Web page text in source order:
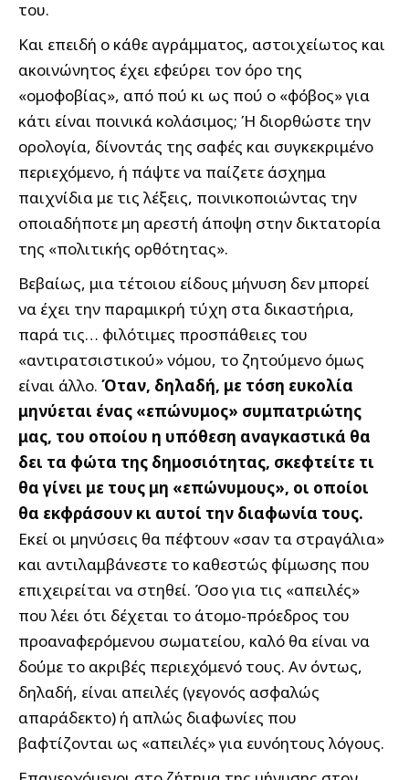
του.
Και επειδή ο κάθε αγράμματος, αστοιχείωτος και
ακοινώνητος έχει εφεύρει τον όρο της
«ομοφοβίας», από πού κι ως πού ο «φόβος» για
κάτι είναι ποινικά κολάσιμος; Ή διορθώστε την
ορολογία, δίνοντάς της σαφές και συγκεκριμένο
περιεχόμενο, ή πάψτε να παίζετε άσχημα
παιχνίδια με τις λέξεις, ποινικοποιώντας την
οποιαδήποτε μη αρεστή άποψη στην δικτατορία
της «πολιτικής ορθότητας».
Βεβαίως, μια τέτοιου είδους μήνυση δεν μπορεί
να έχει την παραμικρή τύχη στα δικαστήρια,
παρά τις… φιλότιμες προσπάθειες του
«αντιρατσιστικού» νόμου, το ζητούμενο όμως
είναι άλλο. Όταν, δηλαδή, με τόση ευκολία
μηνύεται ένας «επώνυμος» συμπατριώτης
μας, του οποίου η υπόθεση αναγκαστικά θα
δει τα φώτα της δημοσιότητας, σκεφτείτε τι
θα γίνει με τους μη «επώνυμους», οι οποίοι
θα εκφράσουν κι αυτοί την διαφωνία τους.
Εκεί οι μηνύσεις θα πέφτουν «σαν τα στραγάλια»
και αντιλαμβάνεστε το καθεστώς φίμωσης που
επιχειρείται να στηθεί. Όσο για τις «απειλές»
που λέει ότι δέχεται το άτομο-πρόεδρος του
προαναφερόμενου σωματείου, καλό θα είναι να
δούμε το ακριβές περιεχόμενό τους. Αν όντως,
δηλαδή, είναι απειλές (γεγονός ασφαλώς
απαράδεκτο) ή απλώς διαφωνίες που
βαφτίζονται ως «απειλές» για ευνόητους λόγους.